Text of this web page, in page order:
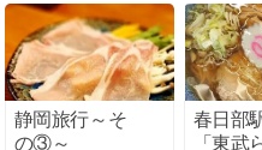
静岡旅行～そ
の③～
春日部
「東武